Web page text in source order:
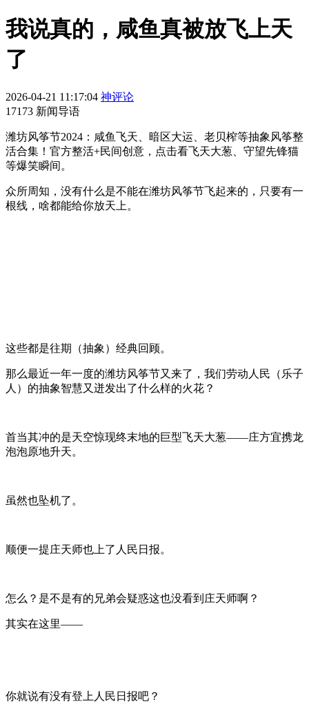
我说真的，咸鱼真被放飞上天
了
2026-04-21 11:17:04 神评论
17173 新闻导语
潍坊风筝节2024：咸鱼飞天、暗区大运、老贝榨等抽象风筝整
活合集！官方整活+民间创意，点击看飞天大葱、守望先锋猫
等爆笑瞬间。
众所周知，没有什么是不能在潍坊风筝节飞起来的，只要有一
根线，啥都能给你放天上。
这些都是往期（抽象）经典回顾。
那么最近一年一度的潍坊风筝节又来了，我们劳动人民（乐子
人）的抽象智慧又迸发出了什么样的火花？
首当其冲的是天空惊现终末地的巨型飞天大葱——庄方宜携龙
泡泡原地升天。
虽然也坠机了。
顺便一提庄天师也上了人民日报。
怎么？是不是有的兄弟会疑惑这也没看到庄天师啊？
其实在这里——
你就说有没有登上人民日报吧？